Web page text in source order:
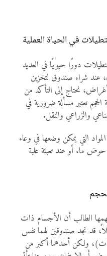
في الحياة العملية
دورًا حيويًا في العديد
عند شراء صندوق لتخزين
نحتاج إلى التأكد من
تعتبر مسألة ضرورية في
والزراعي والنقل.
التي يمكن وضعها في وعاء
ماء أو عند تعبئة علبة
الطالب أن الأجسام ذات
قد نجد صندوقين لهما نفس
ولكن أحدهما أكبر من